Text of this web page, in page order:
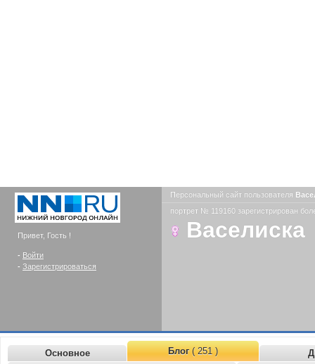
Привет, Гость !
- Войти
- Зарегистрироваться
Персональный сайт пользователя
портрет № 119160 зарегистрирован
Васелиска
Основное Блог( 251 )